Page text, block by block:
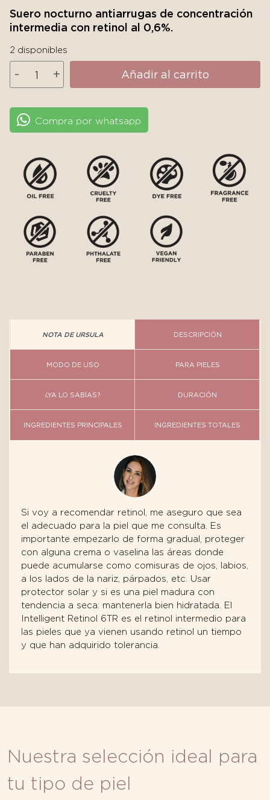
Suero nocturno antiarrugas de concentración
intermedia con retinol al 0,6%.
2 disponibles
Intelligent
6TR
cantidad
+
- Añadir al carrito
Compra por whatsapp
NOTA DE URSULA DESCRIPCIÓN
MODO DE USO PARA PIELES
¿YA LO SABÍAS? DURACIÓN
INGREDIENTES PRINCIPALES INGREDIENTES TOTALES
Si voy a recomendar retinol, me aseguro que sea
el adecuado para la piel que me consulta. Es
importante empezarlo de forma gradual, proteger
con alguna crema o vaselina las áreas donde
puede acumularse como comisuras de ojos, labios,
a los lados de la nariz, párpados, etc. Usar
protector solar y si es una piel madura con
tendencia a seca: mantenerla bien hidratada. El
Intelligent Retinol 6TR es el retinol intermedio para
las pieles que ya vienen usando retinol un tiempo
y que han adquirido tolerancia.
Nuestra selección ideal para
tu tipo de piel